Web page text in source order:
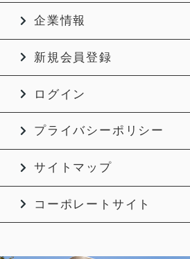
企業情報
新規会員登録
ログイン
プライバシーポリシー
サイトマップ
コーポレートサイト